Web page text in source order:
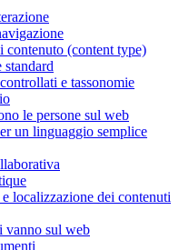
contenuto (content type)
e tassonomie
le persone sul web
un linguaggio semplice
localizzazione dei contenuti
vanno sul web